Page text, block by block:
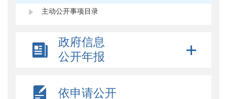
主动公开事项目录
政府信息
公开年报
依申请公开